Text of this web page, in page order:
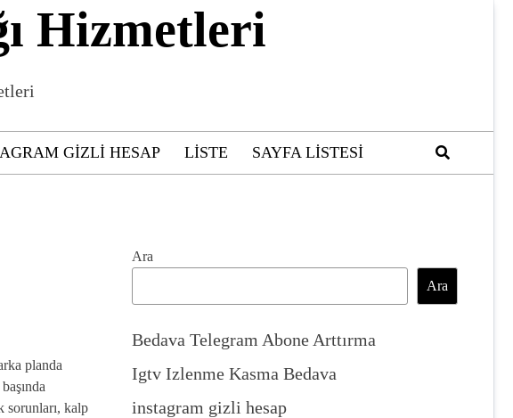
Hizmetleri
GIZLI HESAP LISTE SAYFA LISTESI
planda
sorunları, kalp
Ara
Ara
Bedava Telegram Abone Arttırma
Igtv Izlenme Kasma Bedava
instagram gizli hesap